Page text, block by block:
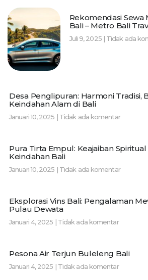
Rekomendasi Sewa
Bali – Metro Bali
Juli 9, 2025 Tidak ada
Desa Penglipuran: Harmoni Tradisi,
Keindahan Alam di Bali
Januari 10, 2025 Tidak ada komentar
Pura Tirta Empul: Keajaiban
Keindahan Bali
Januari 10, 2025 Tidak ada komentar
Eksplorasi Vins Bali: Pengalaman
Pulau Dewata
Januari 4, 2025 Tidak ada komentar
Pesona Air Terjun Buleleng Bali
Januari 4, 2025 Tidak ada komentar